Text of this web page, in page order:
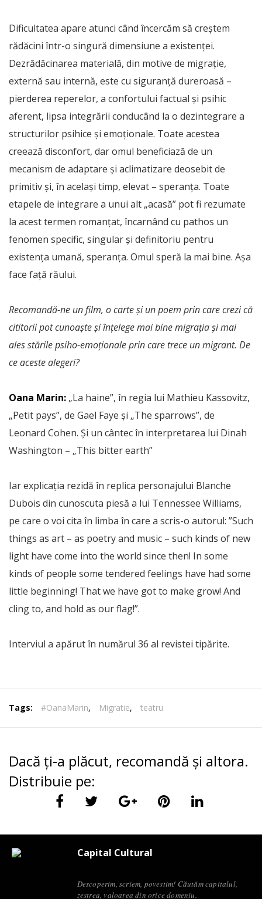
Dificultatea apare atunci când încercăm să creștem
rădăcini într-o singură dimensiune a existenței.
Dezrădăcinarea materială, din motive de migrație,
externă sau internă, este cu siguranță dureroasă –
pierderea reperelor, a confortului factual și psihic
aferent, lipsa integrării conducând la o dezintegrare a
structurilor psihice și emoționale. Toate acestea
creează disconfort, dar omul beneficiază de un
mecanism de adaptare și aclimatizare deosebit de
primitiv și, în același timp, elevat – speranța. Toate
etapele de integrare a unui alt „acasă” pot fi rezumate
la acest termen romanțat, încarnând cu pathos un
fenomen specific, singular și definitoriu pentru
existența umană, speranța. Omul speră la mai bine. Așa
face față răului.
Recomandă-ne un film, o carte și un poem prin care crezi că
cititorii pot cunoaște și înțelege mai bine migrația și mai
ales stările psiho-emoționale prin care trece un migrant. De
ce aceste alegeri?
Oana Marin: „La haine”, în regia lui Mathieu Kassovitz,
„Petit pays”, de Gael Faye și „The sparrows”, de
Leonard Cohen. Și un cântec în interpretarea lui Dinah
Washington – „This bitter earth”
Iar explicația rezidă în replica personajului Blanche
Dubois din cunoscuta piesă a lui Tennessee Williams,
pe care o voi cita în limba în care a scris-o autorul: ”Such
things as art – as poetry and music – such kinds of new
light have come into the world since then! In some
kinds of people some tendered feelings have had some
little beginning! That we have got to make grow! And
cling to, and hold as our flag!”.
Interviul a apărut în numărul 36 al revistei tipărite.
Tags: #OanaMarin, Migratie, teatru
Dacă ți-a plăcut, recomandă și altora.
Distribuie pe:
Capital Cultural
Descoperim, scriem, povestim! Căutăm capitalul,
zestrea, valoarea din orice domeniu.